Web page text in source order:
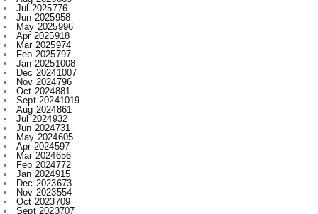
Mar 2025974
Feb 2025797
Jan 20251008
Dec 20241007
Nov 2024796
Oct 2024881
Sept 20241019
Aug 2024861
Jul 2024932
Jun 2024731
May 2024605
Apr 2024597
Mar 2024656
Feb 2024772
Jan 2024915
Dec 2023673
Nov 2023554
Oct 2023709
Sept 2023707
Aug 2023520
Jul 2023521
Jun 2023480
May 2023316